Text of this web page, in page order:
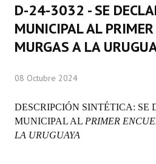
Integrantes del Concejo
Comisiones Permanentes
Comisiones Especiales
Concejales Mandato Cumplido
Programas
D-24-3032 - SE
MUNICIPAL AL
MURGAS A LA
08 Octubre 2024
DESCRIPCIÓN SINTÉTICA: SE
MUNICIPAL AL PRIMER
LA URUGUAYA